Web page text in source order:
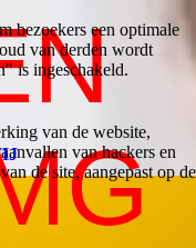
bezoekers een optimale
van derden wordt
is ingeschakeld.
van de website,
van hackers en
de site, aangepast op de